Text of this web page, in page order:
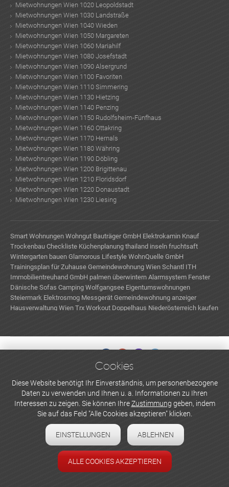
Mietwohnungen Wien 1020 Leopoldstadt
Mietwohnungen Wien 1030 Landstraße
Mietwohnungen Wien 1040 Wieden
Mietwohnungen Wien 1050 Margareten
Mietwohnungen Wien 1060 Mariahilf
Mietwohnungen Wien 1080 Josefstadt
Mietwohnungen Wien 1090 Alsergrund
Mietwohnungen Wien 1100 Favoriten
Mietwohnungen Wien 1110 Simmering
Mietwohnungen Wien 1130 Hietzing
Mietwohnungen Wien 1140 Penzing
Mietwohnungen Wien 1150 Rudolfsheim-Fünfhaus
Mietwohnungen Wien 1160 Ottakring
Mietwohnungen Wien 1170 Hernals
Mietwohnungen Wien 1180 Währing
Mietwohnungen Wien 1190 Döbling
Mietwohnungen Wien 1200 Brigittenau
Mietwohnungen Wien 1210 Floridsdorf
Mietwohnungen Wien 1220 Donaustadt
Mietwohnungen Wien 1230 Liesing
Smart Wohnungen Wohngut Bauträger GmbH Elektrokamin Knauf
Trockenbau Checkliste Küchenplanung thailand inseln fruchtsaft
Wintergarten bauen Glamorous Lifestyle WohnQuelle GmbH
Trainingsplan für Zuhause Gemeindewohnung Wien Schantl ITH
Immobilientreuhand GmbH palmen überwintern Alarmsystem Fenster
Dänische Sofas Camping Wolfgangsee Eigentumswohnungen
Steiermark Elektrosmog Messgerät Gemeindewohnung anzeiger
Hausverwaltung Wien Trx Workout Doppelhaus Niederösterreich kaufen
WERBEN UND INSERIEREN
Newsletter abonnieren
Datenschutzerklärung
Cookie-Einstellungen
Cookies
Diese Website benötigt Ihr Einverständnis, um personenbezogene
Daten zu verwenden und Ihnen u. a. Informationen zu Ihren
Interessen zu zeigen. Sie können IhreZustimmung geben, indem
Sie auf das Feld "Alle Cookies akzeptieren" klicken.
EINSTELLUNGEN ABLEHNEN
ALLE COOKIES AKZEPTIEREN